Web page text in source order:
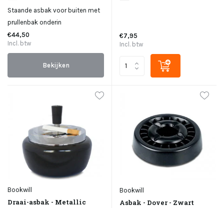
Staande asbak voor buiten met
prullenbak onderin
€44,50
Incl. btw
Bekijken
€7,95
Incl. btw
Bookwill
Draai-asbak - Metallic
Bookwill
Asbak - Dover - Zwart